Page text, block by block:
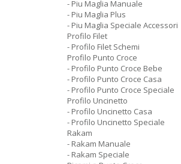
- Piu Maglia Manuale
- Piu Maglia Plus
- Piu Maglia Speciale Accessori
Profilo Filet
- Profilo Filet Schemi
Profilo Punto Croce
- Profilo Punto Croce Bebe
- Profilo Punto Croce Casa
- Profilo Punto Croce Speciale
Profilo Uncinetto
- Profilo Uncinetto Casa
- Profilo Uncinetto Speciale
Rakam
- Rakam Manuale
- Rakam Speciale